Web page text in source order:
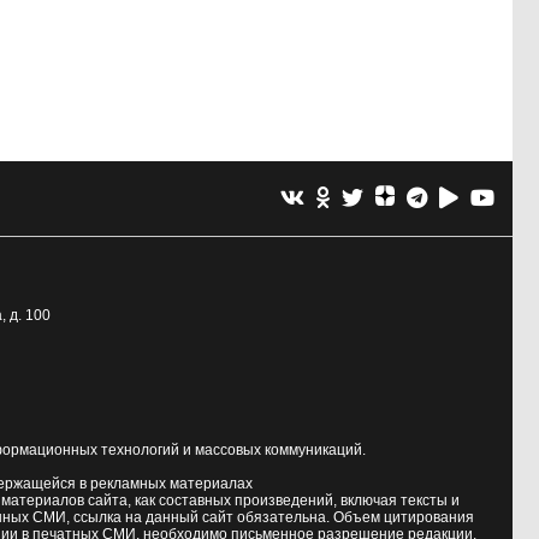
д. 100
технологий и массовых коммуникаций.
в рекламных материалах
сайта, как составных произведений, включая тексты и
СМИ, ссылка на данный сайт обязательна. Объем цитирования
в печатных СМИ, необходимо письменное разрешение редакции.